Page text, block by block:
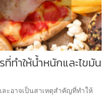
ทำให้น้ำหนักและไขมัน
ละอาจเป็นสาเหตุสำคัญที่ทำให้